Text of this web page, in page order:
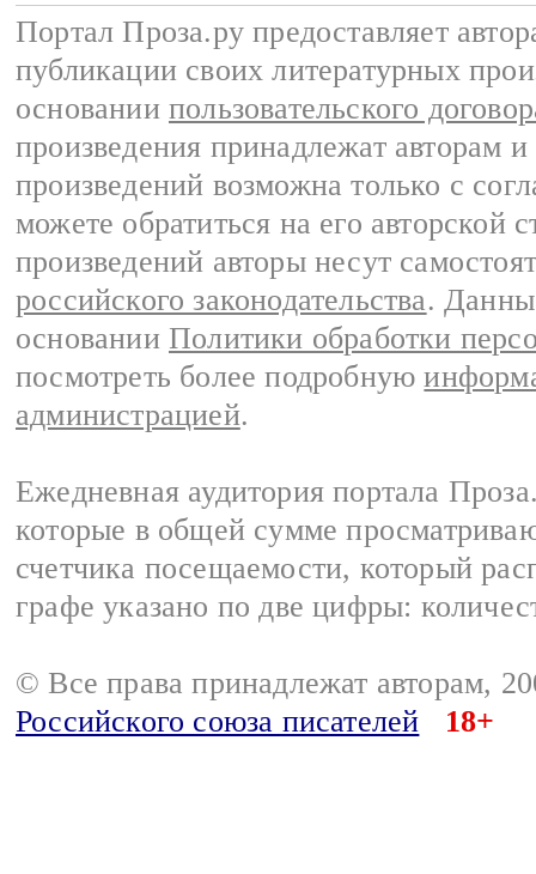
Портал Проза.ру предоставляет
публикации своих литературных
основании пользовательского
произведения принадлежат авторам
произведений возможна только с
можете обратиться на его авторской
произведений авторы несут
российского законодательства.
основании Политики обработки
посмотреть более подробную
администрацией.
Ежедневная аудитория портала
которые в общей сумме
счетчика посещаемости, который
графе указано по две цифры:
© Все права принадлежат авторам,
Российского союза писателей
18+